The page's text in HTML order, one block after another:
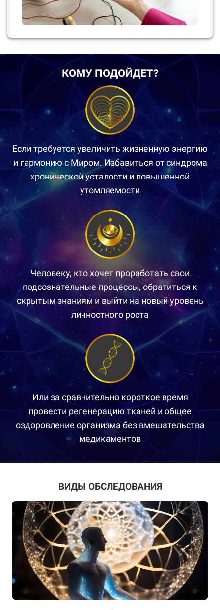
КОМУ ПОДОЙДЕТ?
Если требуется увеличить жизненную энергию
и гармонию с Миром. Избавиться от синдрома
хронической усталости и повышенной
утомляемости
Человеку, кто хочет проработать свои
подсознательные процессы, обратиться к
скрытым знаниям и выйти на новый уровень
личностного роста
Или за сравнительно короткое время
провести регенерацию тканей и общее
оздоровление организма без вмешательства
медикаментов
ВИДЫ ОБСЛЕДОВАНИЯ